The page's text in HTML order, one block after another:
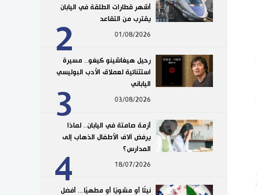
2
أشهر قطارات الطلقة في اليابان
يقترب من التقاعد
01/08/2026
3
رحيل هيغاشينو كيغو.. مسيرة
استثنائية لعملاق الأدب البوليسي
الياباني
03/08/2026
4
أزمة صامتة في اليابان.. لماذا
يرفض آلاف الأطفال الذهاب إلى
المدارس؟
18/07/2026
نيئًا أو مشويًا أو مطهيًا... أفضل